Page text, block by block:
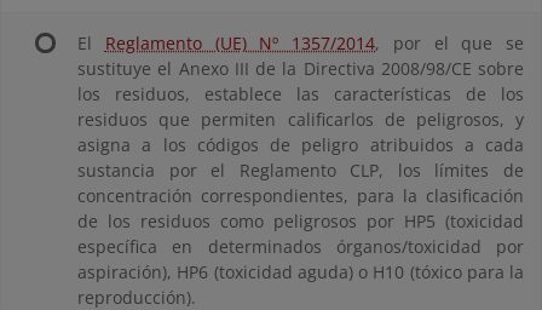
El Reglamento (UE) Nº 1357/2014, por el que se
sustituye el Anexo III de la Directiva 2008/98/CE sobre
los residuos, establece las características de los
residuos que permiten calificarlos de peligrosos, y
asigna a los códigos de peligro atribuidos a cada
sustancia por el Reglamento CLP, los límites de
concentración correspondientes, para la clasificación
de los residuos como peligrosos por HP5 (toxicidad
específica en determinados órganos/toxicidad por
aspiración), HP6 (toxicidad aguda) o H10 (tóxico para la
reproducción).